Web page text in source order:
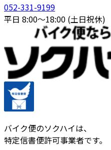
052-331-9199
平日 8:00〜18:00 (土日祝休)
バイク便のソクハイは、
特定信書便許可事業者です。